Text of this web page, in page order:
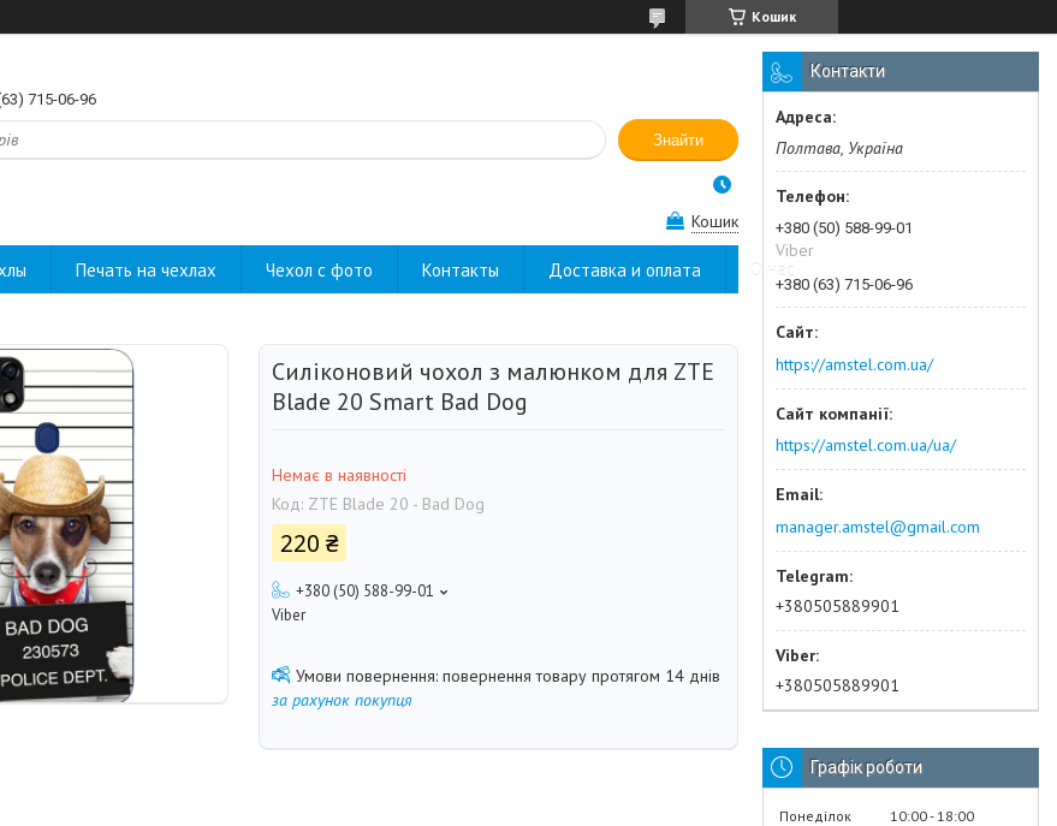
Кошик
715-06-96
Знайти
Кошик
Печать на чехлах Чехол с фото Контакты Доставка и оплата О нас
Силіконовий чохол з малюнком для ZTE
Blade 20 Smart Bad Dog
Немає в наявності
Код: ZTE Blade 20 - Bad Dog
220 ₴
+380 (50) 588-99-01
Viber
повернення товару протягом 14 днів
за рахунок покупця
Контакти
Полтава, Україна
+380 (50) 588-99-01
Viber
+380 (63) 715-06-96
https://amstel.com.ua/
https://amstel.com.ua/ua/
manager.amstel@gmail.com
+380505889901
+380505889901
Графік роботи
Понеділок 10:00 18:00